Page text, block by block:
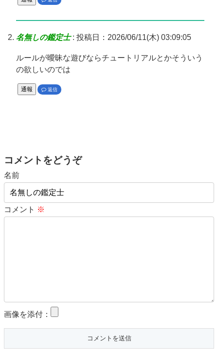
名無しの鑑定士: 投稿日：2026/06/11(木) 03:09:05
ルールが曖昧な遊びならチュートリアルとかそういう
の欲しいのでは
通報 返信
コメントをどうぞ
名前
コメント ※
画像を添付：